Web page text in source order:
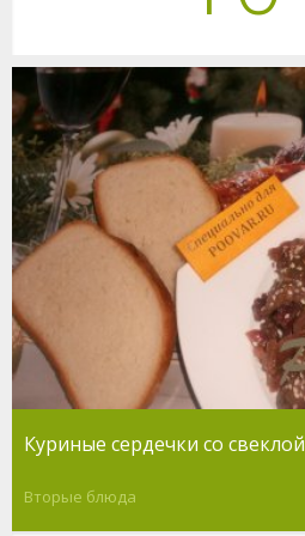
Куриные сердечки со свеклой
Вторые блюда